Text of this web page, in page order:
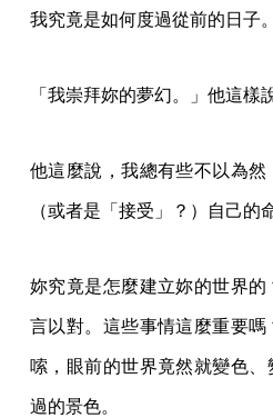
我究竟是如何度過從前的日子。
「我崇拜妳的夢幻。」他這樣
他這麼說，我總有些不以為然
（或者是「接受」？）自己的
妳究竟是怎麼建立妳的世界
言以對。這些事情這麼重要
嗦，眼前的世界竟然就變色
過的景色。